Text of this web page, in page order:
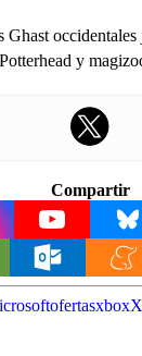
Ghast
Potterhead y
Compartir
ofertasxbox